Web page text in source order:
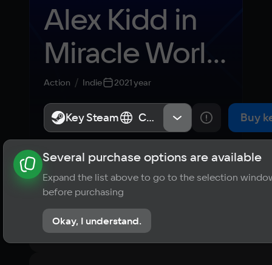
Alex Kidd in
Miracle World
DX
Action Indie 2021 year
Key Steam СНГ, Россия Buy
About the game News Publications
? Player ratings
No reviews
Key Steam СНГ, Россия
Several purchase options are available
Expand the list above to go to the selection
before purchasing
Okay, I understand.